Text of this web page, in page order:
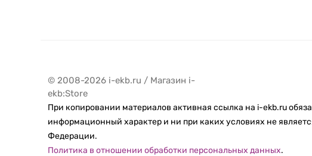
© 2008-2026 i-ekb.ru / Магазин i-
ekb:Store
При копировании материалов активная ссылка на i-ekb.ru
информационный характер и ни при каких условиях не
Федерации.
Политика в отношении обработки персональных данных.